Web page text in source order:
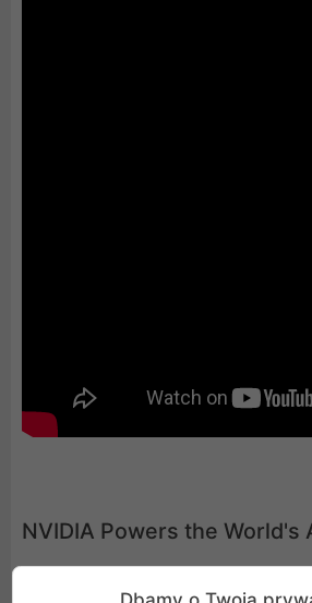
NVIDIA Powers the World's